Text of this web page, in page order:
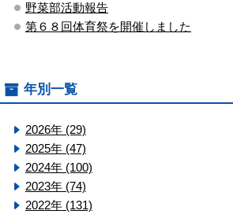
野菜部活動報告
第６８回体育祭を開催しました
年別一覧
2026年 (29)
2025年 (47)
2024年 (100)
2023年 (74)
2022年 (131)